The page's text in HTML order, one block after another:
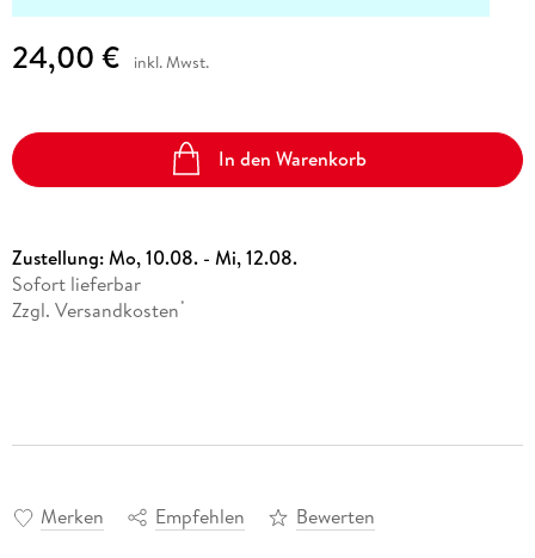
24,00 € inkl. Mwst.
In den Warenkorb
Zustellung:Mo, 10.08. - Mi, 12.08.
Sofort lieferbar
Zzgl. Versandkosten *
Merken Empfehlen Bewerten